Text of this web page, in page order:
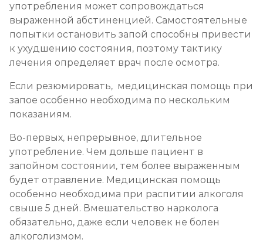
употребления может сопровождаться
выраженной абстиненцией. Самостоятельные
попытки остановить запой способны привести
к ухудшению состояния, поэтому тактику
лечения определяет врач после осмотра.
Если резюмировать, медицинская помощь при
запое особенно необходима по нескольким
показаниям.
Во-первых, непрерывное, длительное
употребление. Чем дольше пациент в
запойном состоянии, тем более выраженным
будет отравление. Медицинская помощь
особенно необходима при распитии алкоголя
свыше 5 дней. Вмешательство нарколога
обязательно, даже если человек не болен
алкоголизмом.